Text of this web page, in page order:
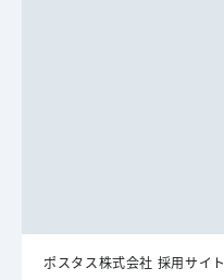
ポスタス株式会社 採用サイト